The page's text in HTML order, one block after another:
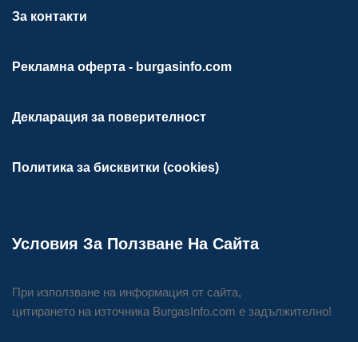
За контакти
Рекламна оферта - burgasinfo.com
Декларация за поверителност
Политика за бисквитки (cookies)
Условия За Ползване На Сайта
При използване на информация от сайта,
цитирането на източника BurgasInfo.com е задължително!